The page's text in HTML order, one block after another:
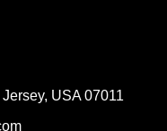
USA 07011